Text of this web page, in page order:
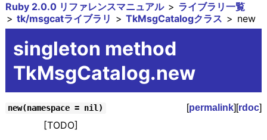
Ruby 2.0.0 リファレンスマニュアル
ライブラリ一覧
tk/msgcatライブラリ
TkMsgCatalogクラス new
singleton method
TkMsgCatalog.new
new(namespace = nil) [permalink][rdoc]
[TODO]